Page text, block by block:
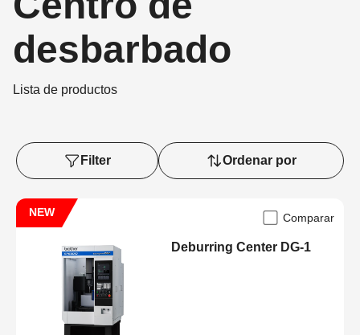
desbarbado
Lista de productos
Filter Ordenar por
NEW Comparar
Deburring Center DG-1